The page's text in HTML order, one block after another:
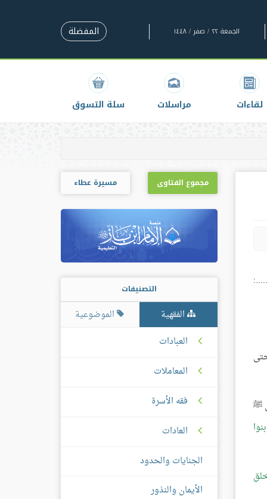
الجمعة ٢٢ / صفر / ١٤٤٨ المفضلة
لقاءات مراسلات سلة التسوق
ﷺ
مجموع الفتاوى مسيرة عطاء
التصنيفات
الفقهية
الموضوعية
العبادات
المعاملات
فقه الأسرة
العادات
الجنايات والحدود
الأيمان والنذور